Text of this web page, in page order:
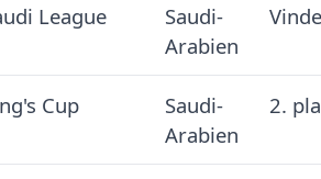
League
Saudi-
Arabien
Cup
Saudi-
Arabien
2.